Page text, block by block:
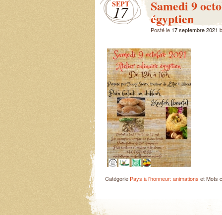
SEPT
17 Samedi 9
égyptien
Posté le 17 septembre 2021
Catégorie Pays à l'honneur: animations et Mots